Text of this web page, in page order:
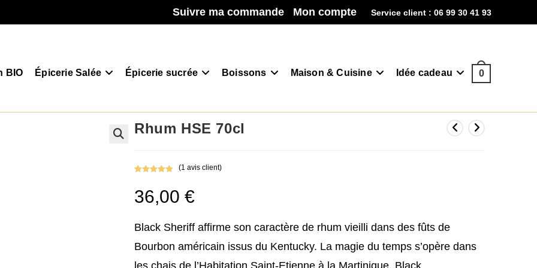
Suivre ma commande Mon compte Service client : 06 99 30 41 93
BIO Épicerie Salée Épicerie sucrée Boissons Maison & Cuisine Idée cadeau 0
Rhum HSE 70cl
sur 5
basé sur
client
(1 avis client)
36,00 €
Black Sheriff affirme son caractère de rhum vieilli dans des fûts de
Bourbon américain issus du Kentucky. La magie du temps s’opère dans
les chais de l’Habitation Saint-Etienne à la Martinique. Black